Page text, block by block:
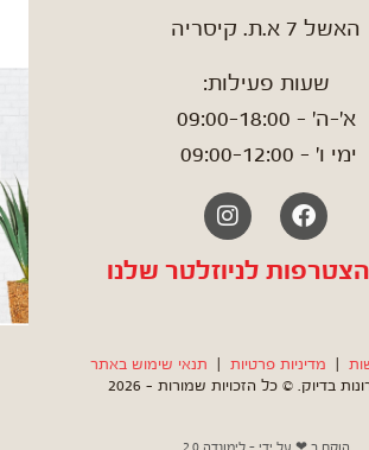
האשל 7 א.ת. קיסריה
שעות פעילות:
א'-ה' – 09:00-18:00
ימי ו' – 09:00-12:00
Facebook
Instagram
לניוזלטר שלנו
מדיניות פרטיות
תנאי שימוש באתר
בדיוק. © כל הזכויות שמורות – 2026